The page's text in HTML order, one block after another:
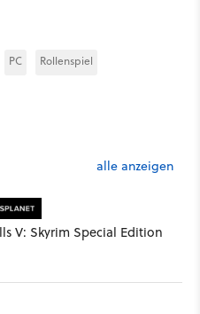
PC Rollenspiel
alle anzeigen
V: Skyrim Special Edition